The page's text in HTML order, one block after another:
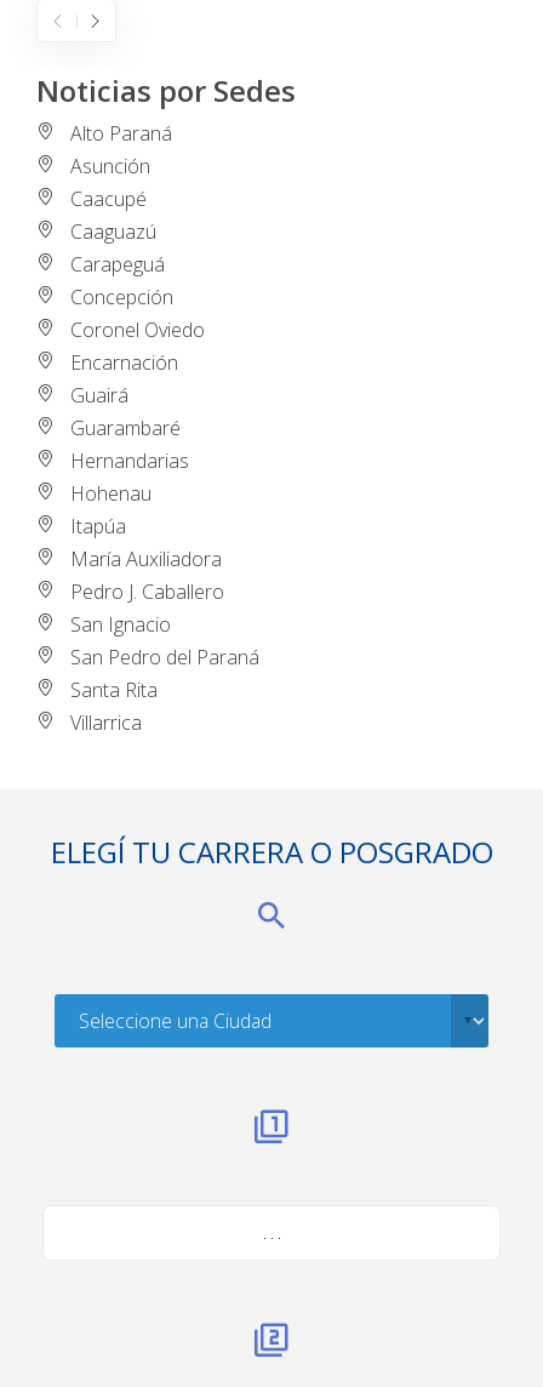
Noticias por Sedes
Alto Paraná
Asunción
Caacupé
Caaguazú
Carapeguá
Concepción
Coronel Oviedo
Encarnación
Guairá
Guarambaré
Hernandarias
Hohenau
Itapúa
María Auxiliadora
Pedro J. Caballero
San Ignacio
San Pedro del Paraná
Santa Rita
Villarrica
ELEGÍ TU CARRERA O POSGRADO
. . .